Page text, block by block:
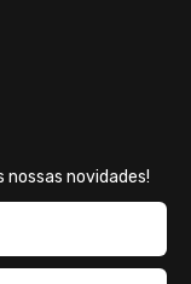
novidades!